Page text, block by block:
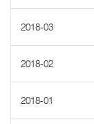
2018-03
2018-02
2018-01